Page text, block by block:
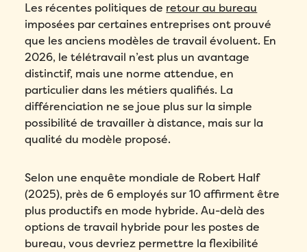
Les récentes politiques de retour au bureau
imposées par certaines entreprises ont prouvé
que les anciens modèles de travail évoluent. En
2026, le télétravail n’est plus un avantage
distinctif, mais une norme attendue, en
particulier dans les métiers qualifiés. La
différenciation ne se joue plus sur la simple
possibilité de travailler à distance, mais sur la
qualité du modèle proposé.
Selon une enquête mondiale de Robert Half
(2025), près de 6 employés sur 10 affirment être
plus productifs en mode hybride. Au-delà des
options de travail hybride pour les postes de
bureau, vous devriez permettre la flexibilité